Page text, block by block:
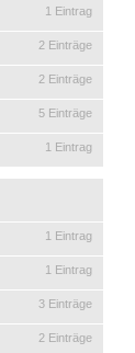
1 Eintrag
2 Einträge
2 Einträge
5 Einträge
1 Eintrag
1 Eintrag
1 Eintrag
3 Einträge
2 Einträge